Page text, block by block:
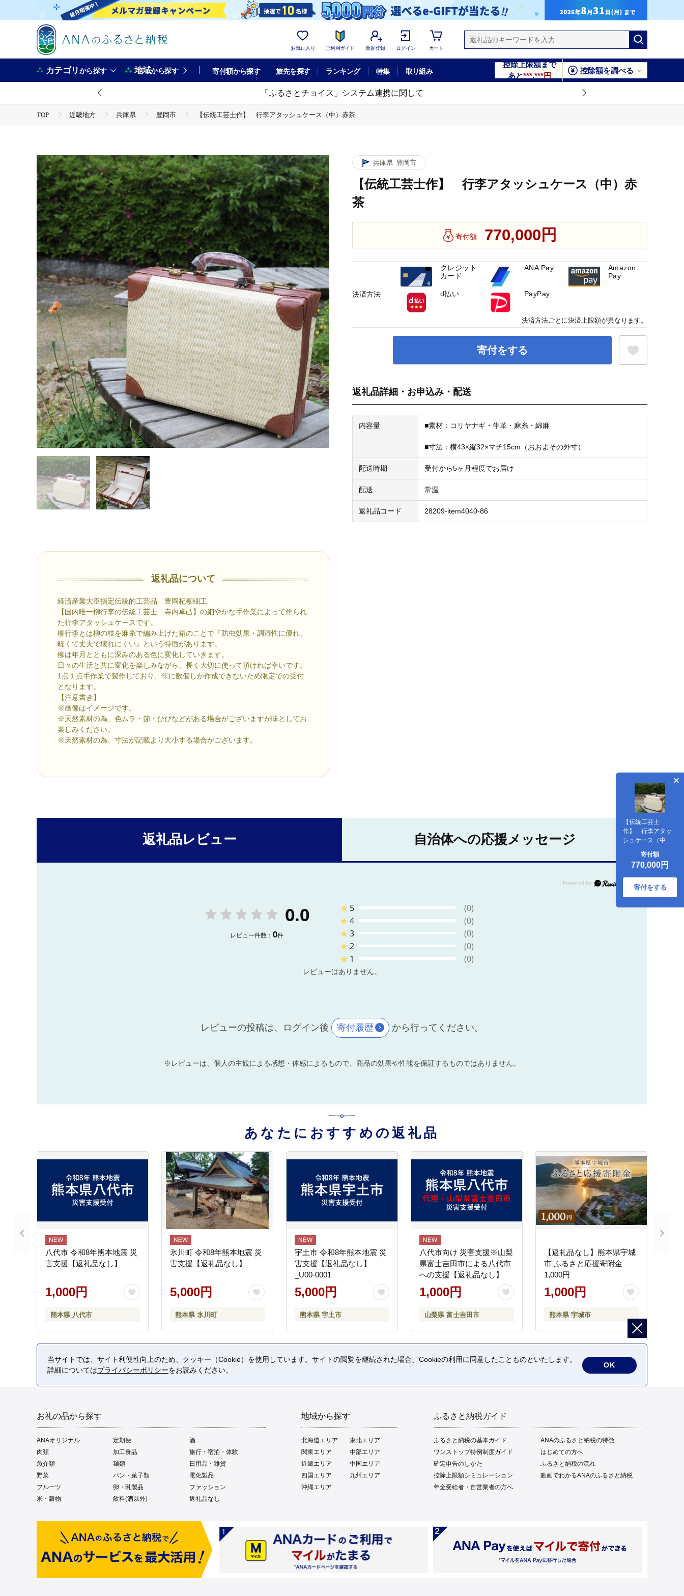
お気に入り ご利用ガイド 新規登録 ログイン カート
カテゴリから探す 地域から探す 寄付額から探す 旅先を探す ランキング 特集 取り組み
控除上限額まで
あと***,***円
控除額を調べる
「ふるさとチョイス」システム連携に関して
TOP 近畿地方 兵庫県 豊岡市 【伝統工芸士作】 行李アタッシュケース（中）赤茶
返礼品について
経済産業大臣指定伝統的工芸品 豊岡杞柳細工
【国内唯一柳行李の伝統工芸士 寺内卓己】の細やかな手作業によって作られ
た行李アタッシュケースです。
柳行李とは柳の枝を麻糸で編み上げた箱のことで『防虫効果・調湿性に優れ、
軽くて丈夫で壊れにくい』という特徴があります。
柳は年月とともに深みのある色に変化していきます。
日々の生活と共に変化を楽しみながら、長く大切に使って頂ければ幸いです。
1点１点手作業で製作しており、年に数個しか作成できないため限定での受付
となります。
【注意書き】
※画像はイメージです。
※天然素材の為、色ムラ・節・ひびなどがある場合がございますが味としてお
楽しみください。
※天然素材の為、寸法が記載より大小する場合がございます。
兵庫県 豊岡市
【伝統工芸士作】 行李アタッシュケース（中）赤
茶
寄付額 770,000円
寄付をする
【伝統工芸士
作】 行李アタッ
シュケース（中）
寄付額
770,000円
寄付をする
返礼品詳細・お申込み・配送
内容量 ■素材：コリヤナギ・牛革・麻糸・綿麻
■寸法：横43×縦32×マチ15cm（おおよその外寸）
配送時期 受付から5ヶ月程度でお届け
配送 常温
返礼品コード 28209-item4040-86
決済方法
クレジット
カード
ANA Pay
Amazon
Pay
d払い PayPay
決済方法ごとに決済上限額が異なります。
返礼品レビュー 自治体への応援メッセージ
0.0
レビュー件数： 0件
★ 5
(0)
★4
(0)
★3
(0)
★2
(0)
★ 1 (0)
レビューはありません。
レビューの投稿は、ログイン後 寄付履歴 から行ってください。
※レビューは、個人の主観による感想・体感によるもので、商品の効果や性能を保証するものではありません。
あなたにおすすめの返礼品
八代市 令和8年熊本地震 災
害支援【返礼品なし】
1,000円
熊本県 八代市
氷川町 令和8年熊本地震 災
害支援【返礼品なし】
5,000円
熊本県 氷川町
宇土市 令和8年熊本地震 災
害支援【返礼品なし】
_U00-0001
5,000円
熊本県 宇土市
八代市向け 災害支援※山梨
県富士吉田市による八代市
への支援【返礼品なし】
1,000円
山梨県 富士吉田市
【返礼品なし】熊本県宇城
市 ふるさと応援寄附金
1,000円
1,000円
熊本県 宇城市
お礼の品から探す
ANAオリジナル 定期便
酒
肉類
加工食品
旅行・宿泊・体験
魚介類
麺類
日用品・雑貨
野菜
パン・菓子類
電化製品
フルーツ
卵・乳製品
ファッション
米・穀物
飲料(酒以外) 返礼品なし
地域から探す
北海道エリア
東北エリア
関東エリア
中部エリア
近畿エリア
中国エリア
四国エリア
九州エリア
沖縄エリア
ふるさと納税ガイド
ふるさと納税の基本ガイド
ANAのふるさと納税の特徴
ワンストップ特例制度ガイド
はじめての方へ
確定申告のしかた
ふるさと納税の流れ
控除上限額シミュレーション
動画でわかるANAのふるさと納税
年金受給者・自営業者の方へ
当サイトでは、サイト利便性向上のため、クッキー（Cookie）を使用しています。サイトの閲覧を継続された場合、Cookieの利用に同意したことものといたします。
詳細についてはプライバシーポリシーをお読みください。
OK